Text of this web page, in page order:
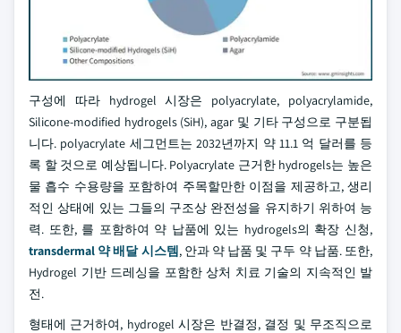
구성에 따라 hydrogel 시장은 polyacrylate, polyacrylamide,
Silicone-modified hydrogels (SiH), agar 및 기타 구성으로 구분됩
니다. polyacrylate 세그먼트는 2032년까지 약 11.1 억 달러를 등
록 할 것으로 예상됩니다. Polyacrylate 근거한 hydrogels는 높은
물 흡수 수용량을 포함하여 주목할만한 이점을 제공하고, 생리
적인 상태에 있는 그들의 구조상 완전성을 유지하기 위하여 능
력. 또한, 를 포함하여 약 납품에 있는 hydrogels의 확장 신청,
transdermal 약 배달 시스템, 안과 약 납품 및 구두 약 납품. 또한,
Hydrogel 기반 드레싱을 포함한 상처 치료 기술의 지속적인 발
전.
형태에 근거하여, hydrogel 시장은 반결정, 결정 및 무조직으로